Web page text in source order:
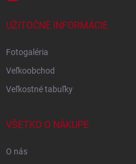
UŽITOČNÉ INFORMÁCIE
Fotogaléria
Veľkoobchod
Veľkostné tabuľky
VŠETKO O NÁKUPE
O nás